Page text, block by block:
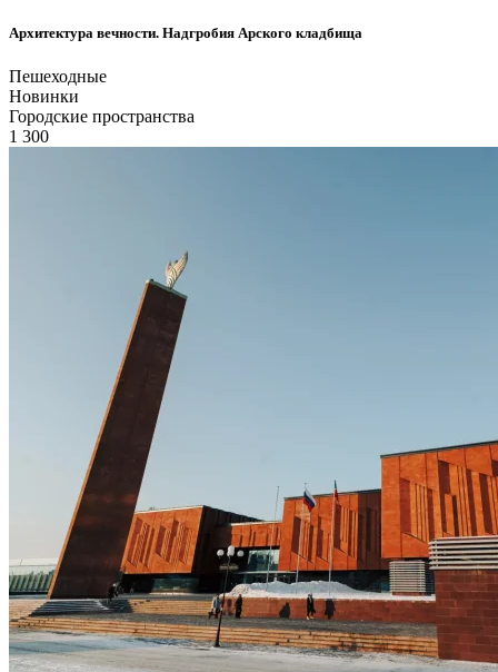
Архитектура вечности. Надгробия Арского кладбища
Пешеходные
Новинки
Городские пространства
1 300